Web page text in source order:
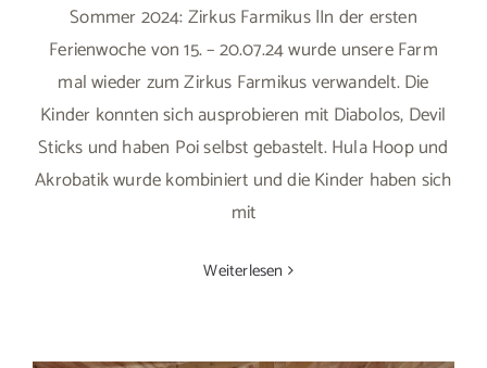
Sommer 2024: Zirkus Farmikus |In der ersten
Ferienwoche von 15. – 20.07.24 wurde unsere Farm
mal wieder zum Zirkus Farmikus verwandelt. Die
Kinder konnten sich ausprobieren mit Diabolos, Devil
Sticks und haben Poi selbst gebastelt. Hula Hoop und
Akrobatik wurde kombiniert und die Kinder haben sich
mit
Weiterlesen